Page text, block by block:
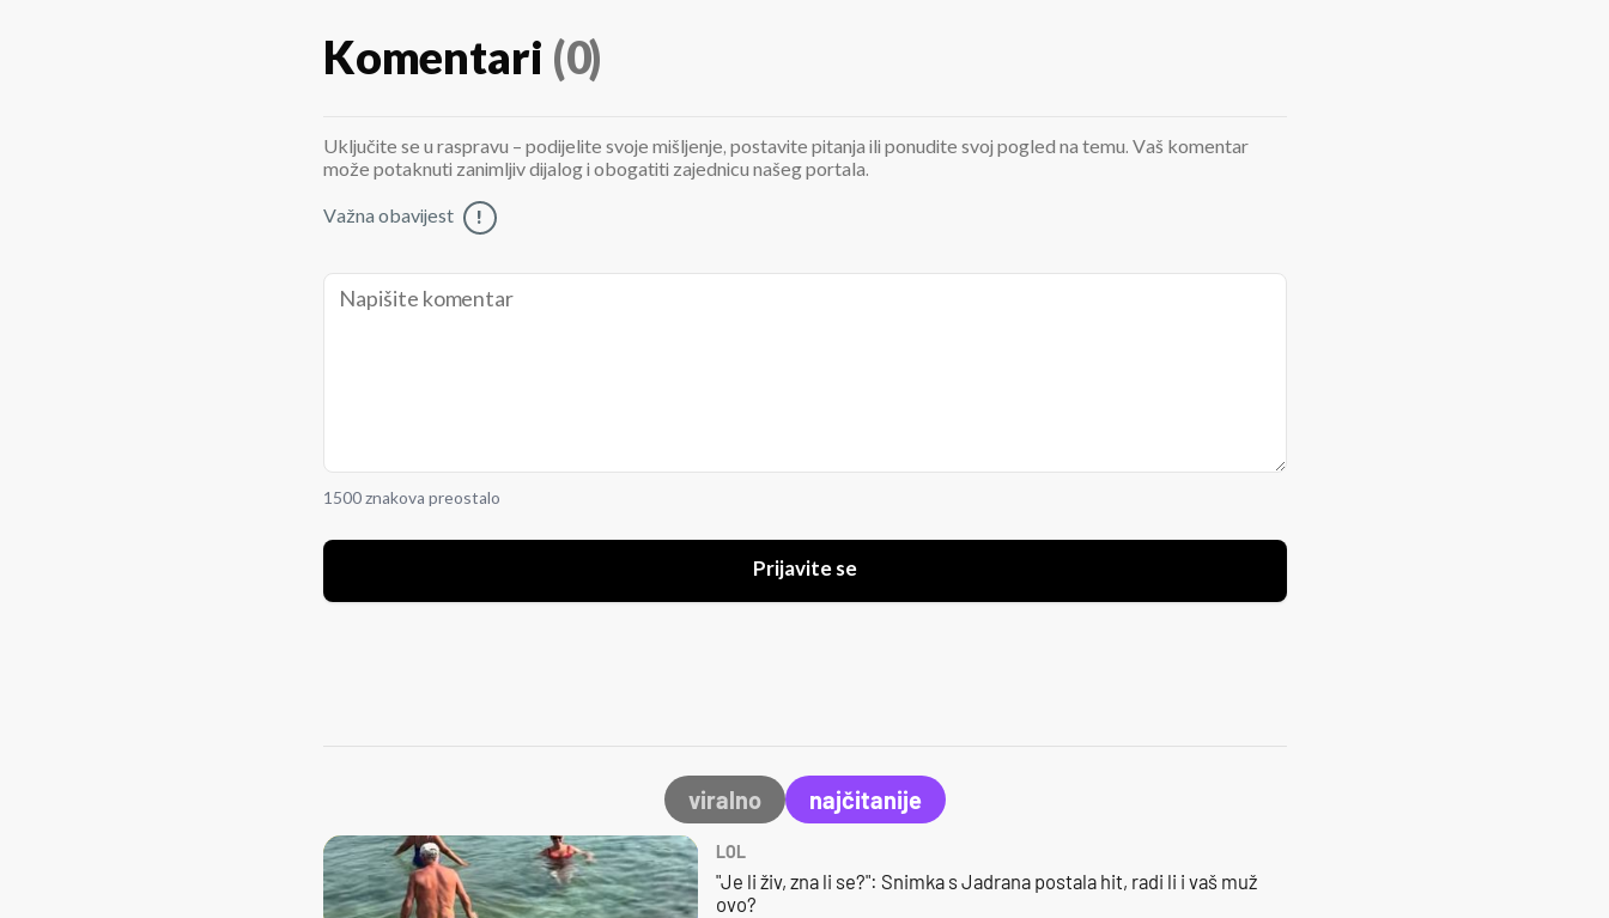
Komentari (0)
Uključite se u raspravu – podijelite svoje mišljenje, postavite pitanja ili ponudite svoj pogled na temu. Vaš komentar
može potaknuti zanimljiv dijalog i obogatiti zajednicu našeg portala.
Važna obavijest !
1500 znakova preostalo
Prijavite se
viralno najčitanije
LOL
"Je li živ, zna li se?": Snimka s Jadrana postala hit, radi li i vaš muž
ovo?